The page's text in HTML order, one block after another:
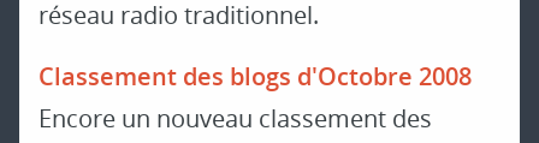
réseau radio traditionnel.
Classement des blogs d'Octobre 2008
Encore un nouveau classement des